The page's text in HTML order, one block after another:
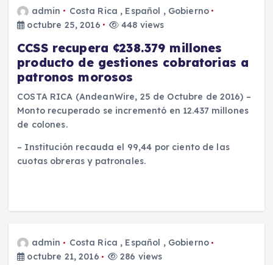
admin Costa Rica , Español , Gobierno
octubre 25, 2016
448 views
CCSS recupera ¢238.379 millones
producto de gestiones cobratorias a
patronos morosos
COSTA RICA (AndeanWire, 25 de Octubre de 2016) –
Monto recuperado se incrementó en 12.437 millones
de colones.
– Institución recauda el 99,44 por ciento de las
cuotas obreras y patronales.
admin Costa Rica , Español , Gobierno
octubre 21, 2016
286 views